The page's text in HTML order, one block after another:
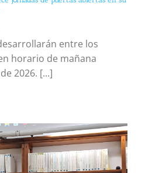
entre los
horario de mañana
2026. [...]